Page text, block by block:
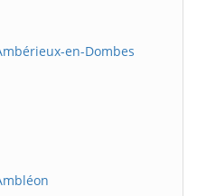
en-Dombes